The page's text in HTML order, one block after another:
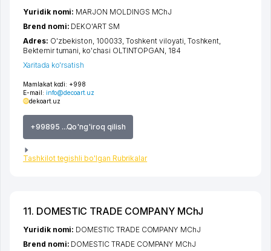
Mamlakat kodi: +998
E-mail: info@decoart.uz
dekoart.uz
+99895 ...Qo'ng'iroq qilish
Tashkilot tegishli bo'lgan Rubrikalar
Yuridik nomi: MARJON MOLDINGS MChJ
Brend nomi: DEKO'ART SM
Adres: O'zbekiston, 100033, Toshkent viloyati Toshkent
Bektemir tumani ko'chasi OLTINTOPGAN , 184
Xaritada ko'rsatish
11. DOMESTIC TRADE COMPANY MChJ
Yuridik nomi: DOMESTIC TRADE COMPANY MChJ
Brend nomi: DOMESTIC TRADE COMPANY MChJ